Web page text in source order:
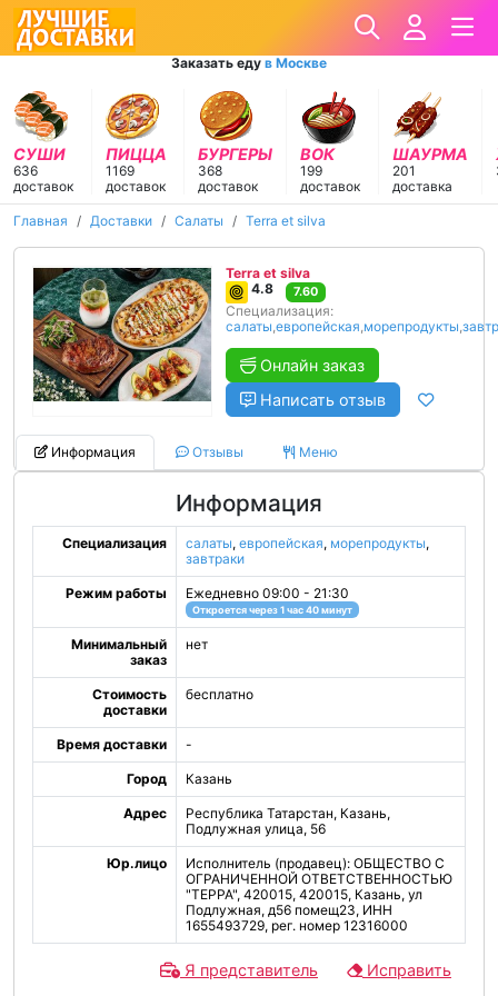
Заказать еду в Москве
СУШИ
636
доставок
ПИЦЦА
1169
доставок
БУРГЕРЫ
368
доставок
ВОК
199
доставок
ШАУРМА
201
доставка
Главная Доставки Салаты Terra et silva
Terra et silva
4.8
7.60
Специализация:
салаты,европейская,морепродукты,
Онлайн заказ
Написать отзыв
Информация Отзывы Меню
Информация
Специализация салаты, европейская, морепродукты,
завтраки
Режим работы Ежедневно 09:00 - 21:30
Откроется через 1 час 40 минут
Минимальный
заказ
нет
Стоимость
доставки
бесплатно
Время доставки -
Город Казань
Адрес
Республика Татарстан, Казань,
Подлужная улица, 56
Юр.лицо
Исполнитель (продавец): ОБЩЕСТВО С
ОГРАНИЧЕННОЙ ОТВЕТСТВЕННОСТЬЮ
"ТЕРРА", 420015, 420015, Казань, ул
Подлужная, д56 помещ23, ИНН
1655493729, рег. номер 12316000
Исправить
Я представитель